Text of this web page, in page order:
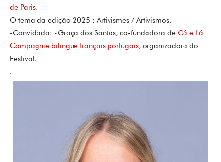
de Paris.
O tema da edição 2025 : Artivismes / Artivismos.
-Convidada: -Graça dos Santos, co-fundadora de Cá e Lá
Compagnie bilingue français portugais, organizadora do
Festival.
.